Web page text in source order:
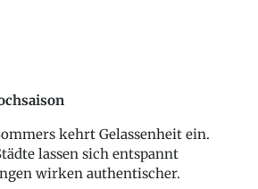
kehrt Gelassenheit ein.
lassen sich entspannt
wirken authentischer.